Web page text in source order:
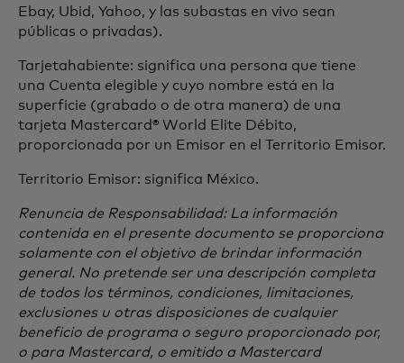
Ebay, Ubid, Yahoo, y las subastas en vivo sean
públicas o privadas).
Tarjetahabiente: significa una persona que tiene
una Cuenta elegible y cuyo nombre está en la
superficie (grabado o de otra manera) de una
tarjeta Mastercard® World Elite Débito,
proporcionada por un Emisor en el Territorio Emisor.
Territorio Emisor: significa México.
Renuncia de Responsabilidad: La información
contenida en el presente documento se proporciona
solamente con el objetivo de brindar información
general. No pretende ser una descripción completa
de todos los términos, condiciones, limitaciones,
exclusiones u otras disposiciones de cualquier
beneficio de programa o seguro proporcionado por,
o para Mastercard, o emitido a Mastercard